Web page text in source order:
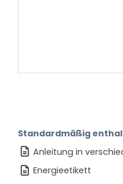
Standardmäßig
Anleitung in
Energieetikett